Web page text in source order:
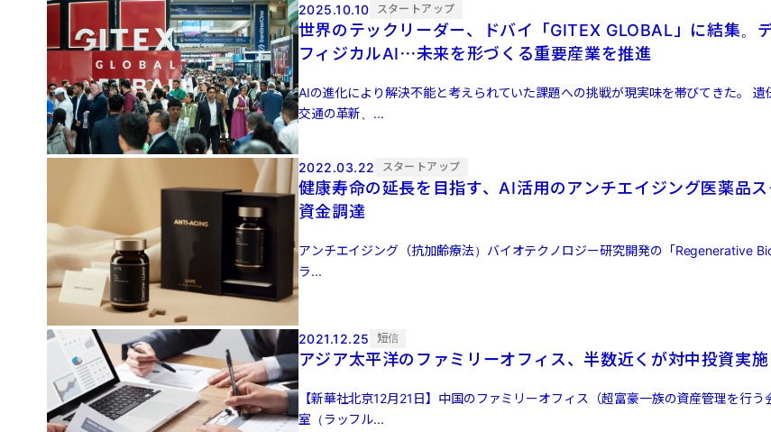
2025.10.10 スタートアップ
世界のテックリーダー、ドバイ「GITEX GLOBAL」に結集。
フィジカルAI⋯未来を形づくる重要産業を推進
AIの進化により解決不能と考えられていた課題への挑戦が現実味を帯びてきた。 遺
交通の革新、...
2022.03.22 スタートアップ
健康寿命の延長を目指す、AI活用のアンチエイジング医薬品
資金調達
アンチエイジング（抗加齢療法）バイオテクノロジー研究開発の「Regenerative
ラ...
2021.12.25 短信
アジア太平洋のファミリーオフィス、半数近くが対中投資実施
【新華社北京12月21日】中国のファミリーオフィス（超富豪一族の資産管理を行う
室（ラッフル...